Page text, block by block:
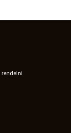
rendelni